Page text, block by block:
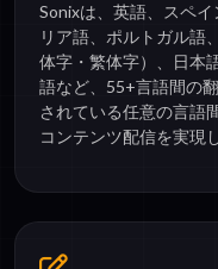
Sonixは、英語、スペ
リア語、ポルトガル語
体字・繁体字）、日本
語など、55+言語間の
されている任意の言語
コンテンツ配信を実現